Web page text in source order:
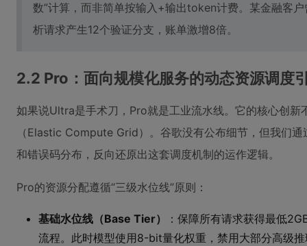
数”计算，而非简单按输入+输出token计费。某金融客
析请求产生12个验证分支，账单激增8倍。
2.2 Pro：面向规模化服务的动态资源调度
如果说Ultra是手术刀，Pro就是工业流水线。它的核心创新
（Elastic Compute Grid）。谷歌没有公布细节，但我们
和错误码分布，反向还原出这套调度机制的运作逻辑。
Pro的资源分配遵循“三级水位线”原则：
基础水位线（Base Tier）
：保障所有请求获得最低
流程。此时模型使用8-bit量化权重，禁用大部分高级